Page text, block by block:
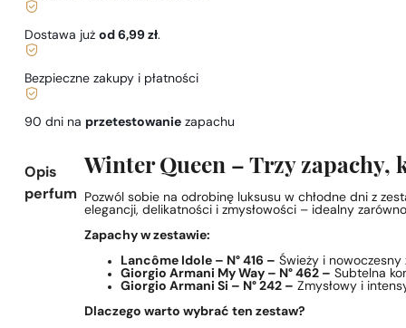
Dostawa jużod 6,99 zł.
Bezpieczne zakupy i płatności
90 dni na przetestowanie zapachu
Opis
perfum
Winter Queen – Trzy
Pozwól sobie na odrobinę luksusu w chłodne dni z
elegancji, delikatności i zmysłowości – idealny
Zapachy w zestawie:
Lancôme Idole – N° 416 – Świeży i
Giorgio Armani My Way – N° 462 – Subtelna
Giorgio Armani Si – N° 242 – Zmysłowy i
Dlaczego warto wybrać ten zestaw?